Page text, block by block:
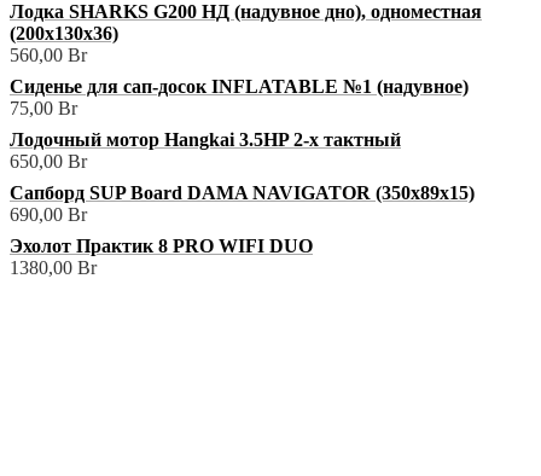
Лодка SHARKS G200 НД (надувное дно), одноместная
(200х130х36)
560,00 Br
Сиденье для сап-досок INFLATABLE №1 (надувное)
75,00 Br
Лодочный мотор Hangkai 3.5HP 2-х тактный
650,00 Br
Сапборд SUP Board DAMA NAVIGATOR (350х89х15)
690,00 Br
Эхолот Практик 8 PRO WIFI DUO
1380,00 Br